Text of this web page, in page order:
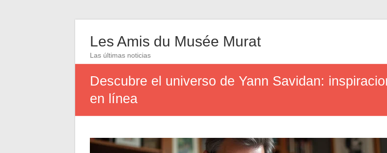
Les Amis du Musée Murat
Las últimas noticias
Descubre el universo de Yann Savidan:
en línea